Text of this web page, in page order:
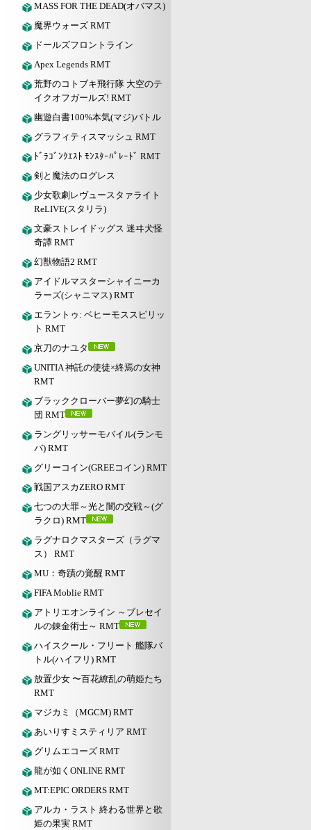
MASS FOR THE DEAD(オバマス)
魔界ウォーズ RMT
ドールズフロントライン
Apex Legends RMT
荒野のコトブキ飛行隊 大空のテ
イクオフガールズ! RMT
幽遊白書100%本気(マジ)バトル
グラフィティスマッシュ RMT
ﾄﾞﾗｺﾞﾝｸｴｽﾄ ﾓﾝｽﾀｰﾊﾟﾚｰﾄﾞ RMT
剣と魔法のログレス
少女歌劇レヴュースタァライト
ReLIVE(スタリラ)
文豪ストレイドッグス 迷ヰ犬怪
奇譚 RMT
幻獣物語2 RMT
アイドルマスターシャイニーカ
ラーズ(シャニマス) RMT
エラントゥ: ベヒーモススピリッ
ト RMT
京刀のナユタ
UNITIA 神託の使徒×終焉の女神
RMT
ブラッククローバー夢幻の騎士
団 RMT
ラングリッサーモバイル(ランモ
バ) RMT
グリーコイン(GREEコイン) RMT
戦国アスカZERO RMT
七つの大罪～光と闇の交戦～(グ
ラクロ) RMT
ラグナロクマスターズ（ラグマ
ス） RMT
MU：奇蹟の覚醒 RMT
FIFA Moblie RMT
アトリエオンライン ～ブレセイ
ルの錬金術士～ RMT
ハイスクール・フリート 艦隊バ
トル(ハイフリ) RMT
放置少女 〜百花繚乱の萌姫たち
RMT
マジカミ（MGCM) RMT
あいりすミスティリア RMT
グリムエコーズ RMT
龍が如くONLINE RMT
MT:EPIC ORDERS RMT
アルカ・ラスト 終わる世界と歌
姫の果実 RMT